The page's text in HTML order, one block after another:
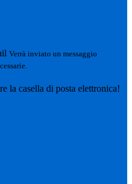
Verrà inviato un messaggio
la casella di posta elettronica!